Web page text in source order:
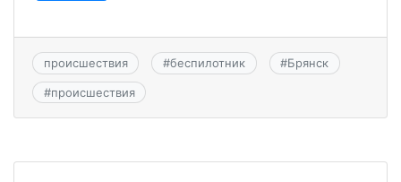
происшествия #беспилотник #Брянск
#происшествия